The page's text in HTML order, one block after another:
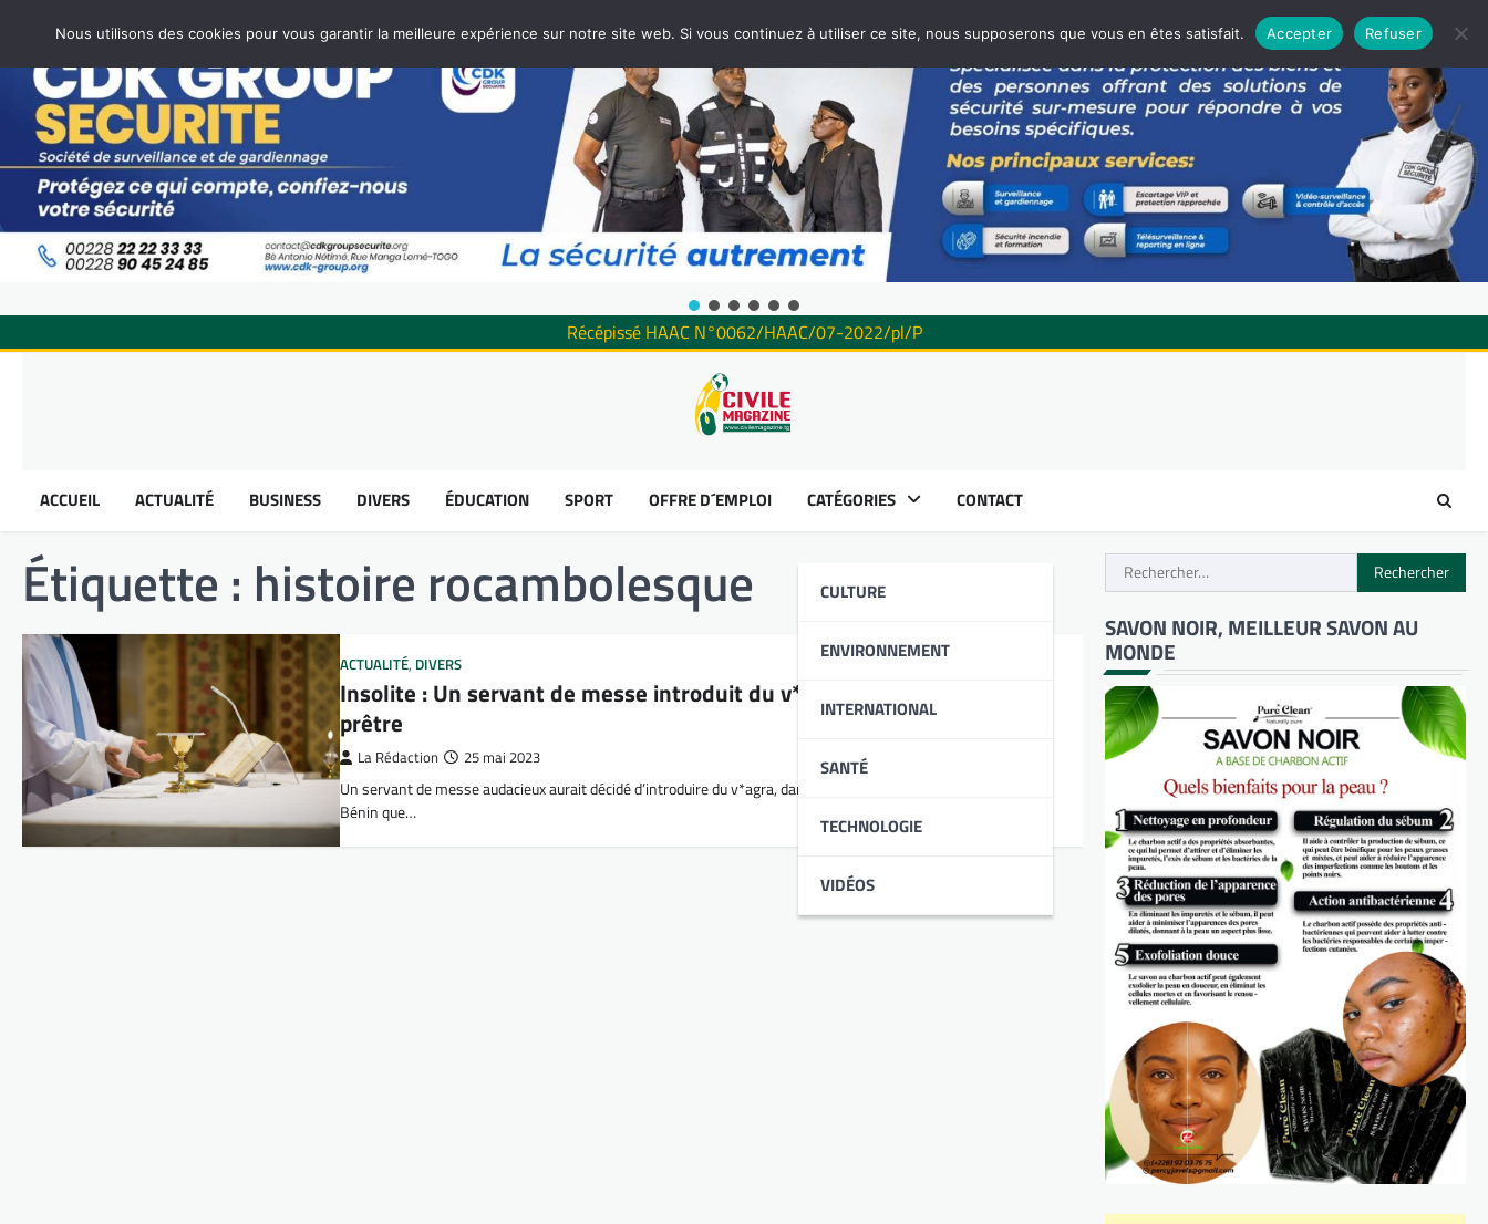
Récépissé HAAC N°0062/HAAC/07-2022/pl/P
ACCUEIL ACTUALITÉ BUSINESS DIVERS ÉDUCATION SPORT OFFRE D´EMPLOI CATÉGORIES
CULTURE
ENVIRONNEMENT
INTERNATIONAL
SANTÉ
TECHNOLOGIE
VIDÉOS
CONTACT
Étiquette : histoire rocambolesque
ACTUALITÉ, DIVERS
Insolite : Un servant de messe introduit du v*agra dans le verre d’un
prêtre
La Rédaction 25 mai 2023
Un servant de messe audacieux aurait décidé d’introduire du v*agra, dans le verre d’un prêtre. C’est au
Bénin que…
Rechercher :
SAVON NOIR, MEILLEUR SAVON AU
MONDE
Nous utilisons des cookies pour vous garantir la meilleure expérience sur notre site web. Si vous continuez à utiliser ce site, nous supposerons que vous en êtes satisfait. Accepter Refuser